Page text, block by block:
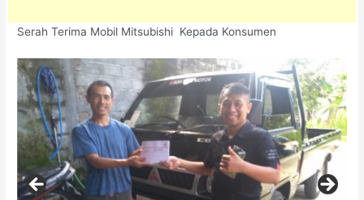
Serah Terima Mobil Mitsubishi Kepada Konsumen